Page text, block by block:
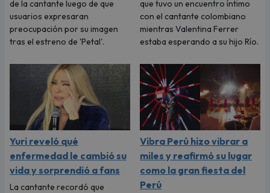
de la cantante luego de que
usuarios expresaran
preocupación por su imagen
tras el estreno de 'Petal'.
que tuvo un encuentro íntimo
con el cantante colombiano
mientras Valentina Ferrer
estaba esperando a su hijo Río.
Yuri reveló qué
enfermedad le cambió su
vida y sorprendió a fans
La cantante recordó que
Vibra Perú hizo vibrar a
miles y reafirmó su lugar
como la gran fiesta del
Perú